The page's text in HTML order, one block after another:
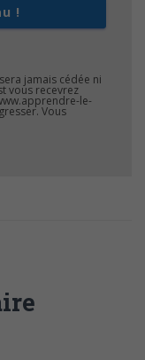
!
jamais cédée ni
vous recevrez
le-
Vous